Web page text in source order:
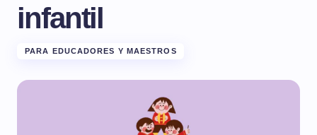
infantil
PARA EDUCADORES Y MAESTROS